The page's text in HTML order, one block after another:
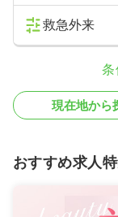
救急外来
現在地から
おすすめ求人